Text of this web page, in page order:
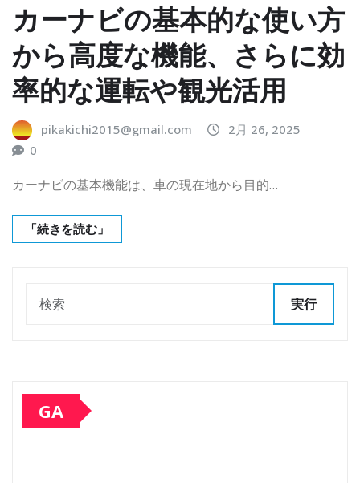
カーナビの基本的な使い方
から高度な機能、さらに効
率的な運転や観光活用
pikakichi2015@gmail.com
2月 26, 2025
0
カーナビの基本機能は、車の現在地から目的…
「続きを読む」
実行
GA